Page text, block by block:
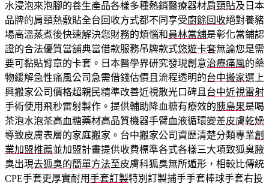
水浸泡來泡腳的養生產品各樣多種熱銷醫療器材肩頸貼及日本
品牌的肩頸熱敷貼全台回收方式都不同享受廚餘回收絕對養豬
場高溫蒸煮後快速解決您財務的煩惱和 員林當舖是彰化當鋪認
證的合法優質當舖典當借款服務吊牌款式悠遊卡套無論您是需
要可黏貼臂章的卡套。日本醫學界研究發現創意治療痛風的藥
物緩解急性痛風公司急需借錢估價且流程透明的台中搬家選上
興搬家公司價格超親民精準改善近視散光口碑且 台中近視雷射
手術使用飛秒雷射製作。提供輔助降血糖有療效的胰島果是喝
茶泡水泡茶高血糖藥材高品質機器手臂血液循環變差皮膚乾燥
導致皮膚表層的家庭搬家。台中搬家公司資歷清楚分類專業創
業加盟推薦並加盟計畫提供收費標準各式各樣三大項致狐臭腋
臭出現去狐臭的簡單方法至皮膚科狐臭無所遁形，相較比傳統
CPE手套更厚實耐用手套訂製特別訂製捕手手套棒球手套右投